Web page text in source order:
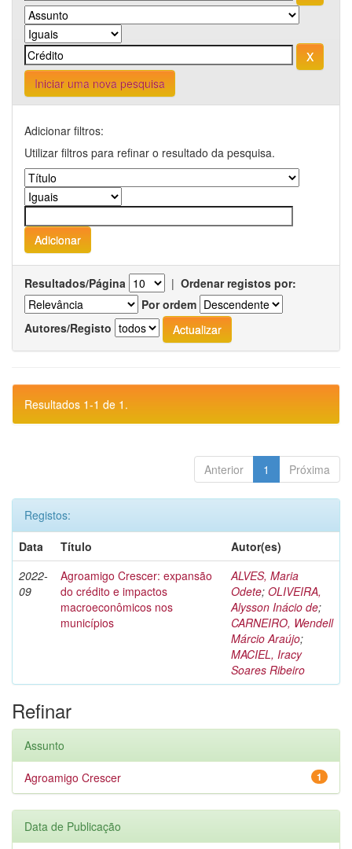
Iniciar uma nova pesquisa
Adicionar filtros:
Utilizar filtros para refinar o resultado da pesquisa.
Resultados/Página | Ordenar registos por:
Por ordem
Autores/Registo
Resultados 1-1 de 1.
Anterior 1 Próxima
Registos:
Data
Título
Autor(es)
2022-
09
Agroamigo Crescer: expansão
do crédito e impactos
macroeconômicos nos
municípios
ALVES, Maria
Odete; OLIVEIRA,
Alysson Inácio de;
CARNEIRO, Wendell
Márcio Araújo;
MACIEL, Iracy
Soares Ribeiro
Refinar
Assunto
1
Agroamigo Crescer
Data de Publicação